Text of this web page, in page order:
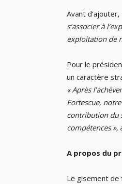
Avant d’ajouter,
s’associer à
exploitation de
Pour le
un caractère
« Après
Fortescue,
contribution du
compétences »,
A propos du
Le gisement de